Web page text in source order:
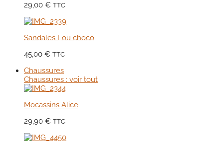
29,00 € TTC
Sandales Lou choco
45,00 € TTC
Chaussures
Chaussures : voir tout
Mocassins Alice
29,90 € TTC